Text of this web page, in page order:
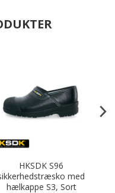
HKSDK S96
med
hælkappe S3, Sort